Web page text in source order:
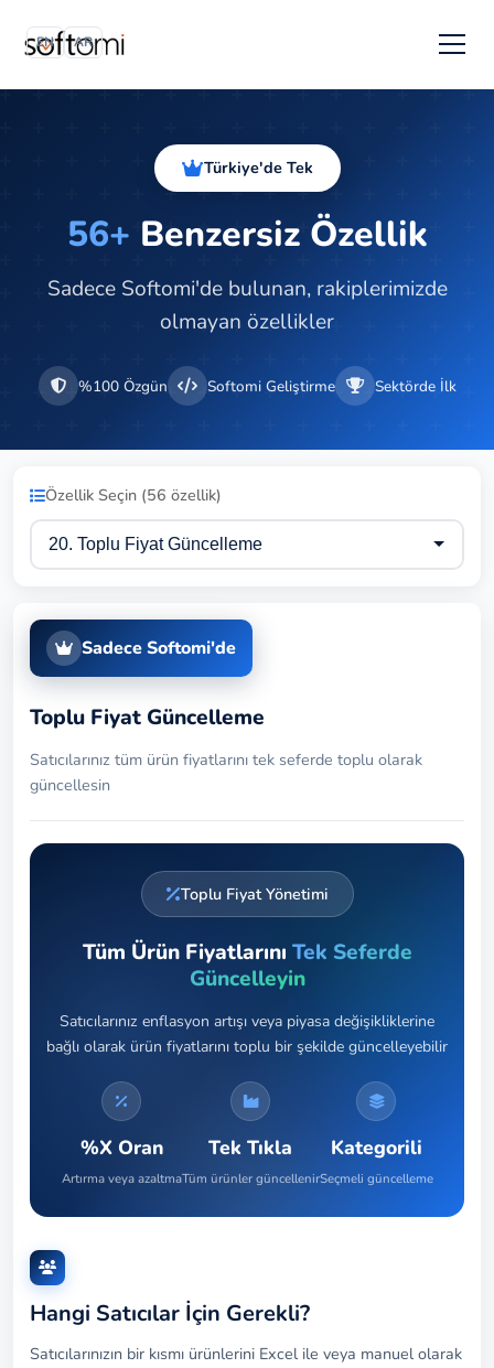
EN AR
Türkiye'de Tek
56+ Benzersiz Özellik
Sadece Softomi'de bulunan, rakiplerimizde
olmayan özellikler
%100 Özgün Softomi Geliştirme Sektörde İlk
Özellik Seçin (56 özellik)
Sadece Softomi'de
Toplu Fiyat Güncelleme
Satıcılarınız tüm ürün fiyatlarını tek seferde toplu olarak
güncellesin
Toplu Fiyat Yönetimi
Tüm Ürün Fiyatlarını Tek Seferde
Güncelleyin
Satıcılarınız enflasyon artışı veya piyasa değişikliklerine
bağlı olarak ürün fiyatlarını toplu bir şekilde güncelleyebilir
%X Oran
Artırma veya azaltma
Tek Tıkla
Tüm ürünler güncellenir
Kategorili
Seçmeli güncelleme
Hangi Satıcılar İçin Gerekli?
Satıcılarınızın bir kısmı ürünlerini Excel ile veya manuel olarak